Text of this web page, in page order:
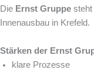
Die Ernst Gruppe steht
Innenausbau in Krefeld.
Stärken der Ernst
klare Prozesse